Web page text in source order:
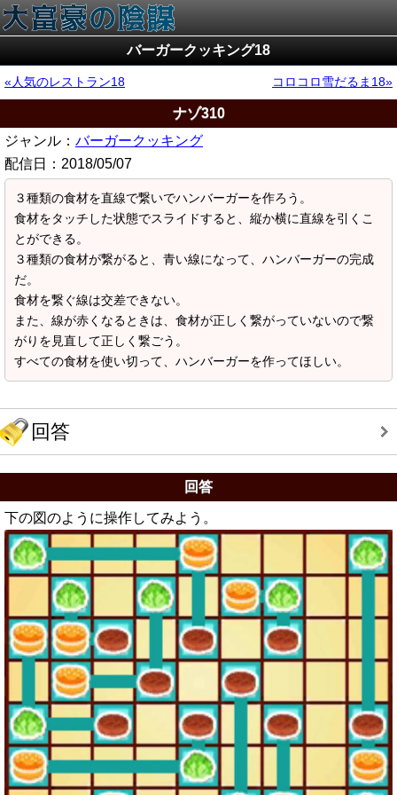
バーガークッキング18
人気のレストラン18 コロコロ雪だるま18
ナゾ310
ジャンル： バーガークッキング
配信日： 2018/05/07
３種類の食材を直線で繋いでハンバーガーを作ろう。
食材をタッチした状態でスライドすると、縦か横に直線を引くこ
とができる。
３種類の食材が繋がると、青い線になって、ハンバーガーの完成
だ。
食材を繋ぐ線は交差できない。
また、線が赤くなるときは、食材が正しく繋がっていないので繋
がりを見直して正しく繋ごう。
すべての食材を使い切って、ハンバーガーを作ってほしい。
回答
回答
下の図のように操作してみよう。